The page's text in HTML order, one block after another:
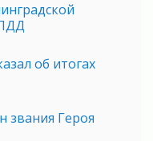
об итогах
звания Героя